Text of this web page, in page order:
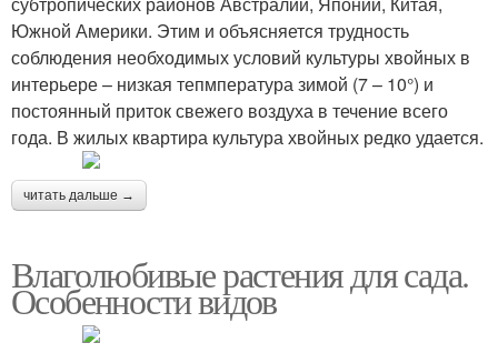
Южной Америки. Этим и объясняется трудность
соблюдения необходимых условий культуры хвойных в
интерьере – низкая тепмпература зимой (7 – 10°) и
постоянный приток свежего воздуха в течение всего
года. В жилых квартира культура хвойных редко удается.
читать дальше →
Влаголюбивые растения для сада.
Особенности видов